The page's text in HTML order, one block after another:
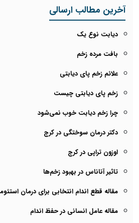
آخرین مطالب ارسالی
دیابت نوع یک
بافت مرده زخم
علائم زخم پای دیابتی
زخم پای دیابتی چیست
چرا زخم دیابت خوب نمی‌شود
دکتر درمان سوختگی در کرج
اوزون تراپی در کرج
تاثیر آناناس در بهبود زخم‌ها
مقاله قطع اندام انتخابی برای درمان
مقاله عامل انسانی در حفظ اندام